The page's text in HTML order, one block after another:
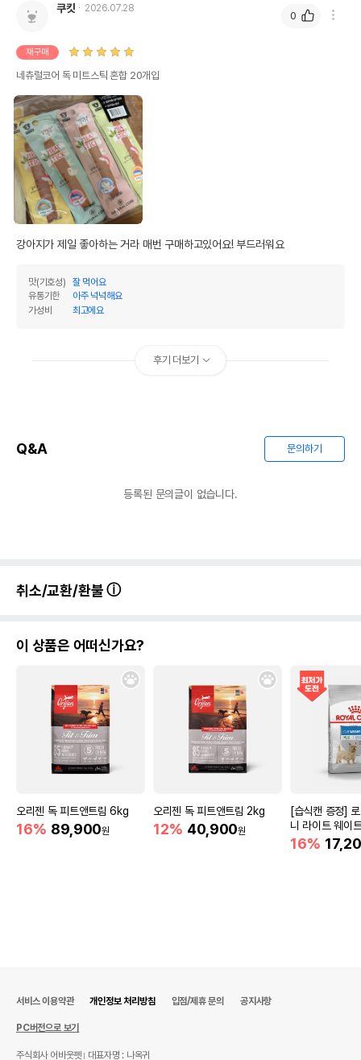
쿠킷 2026.07.28
재구매
네츄럴코어 독 미트스틱 혼합 20개입
강아지가 제일 좋아하는 거라 매번 구매하고있어요! 부드러워요
맛(기호성)
잘 먹어요
유통기한
아주 넉넉해요
가성비
최고에요
0
후기 더보기
Q&A 문의하기
등록된 문의글이 없습니다.
취소/교환/환불
이 상품은 어떠신가요?
오리젠 독 피트앤트림 6kg
16% 89,900원
오리젠 독 피트앤트림 2kg
12% 40,900원
[습식캔 증정]
니 라이트 웨이
중조절
16%
서비스 이용약관 개인정보 처리방침 입점/제휴 문의 공지사항
PC버전으로 보기
주식회사 어바웃펫 대표자명 : 나옥귀